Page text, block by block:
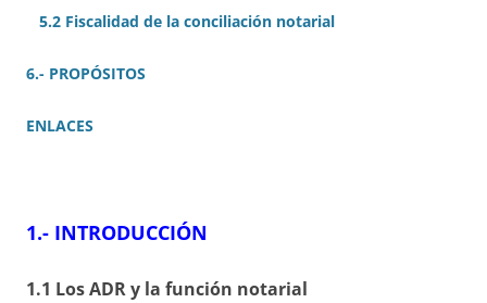
5.2 Fiscalidad de la conciliación notarial
6.- PROPÓSITOS
ENLACES
1.- INTRODUCCIÓN
1.1 Los ADR y la función notarial